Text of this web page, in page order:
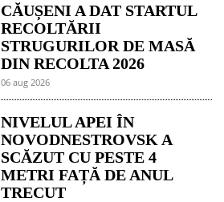
CĂUȘENI A DAT STARTUL
RECOLTĂRII
STRUGURILOR DE MASĂ
DIN RECOLTA 2026
06 aug 2026
NIVELUL APEI ÎN
NOVODNESTROVSK A
SCĂZUT CU PESTE 4
METRI FAȚĂ DE ANUL
TRECUT